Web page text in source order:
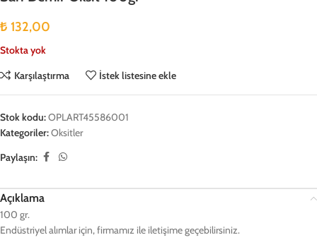
₺ 132,00
Stokta yok
Karşılaştırma
İstek listesine ekle
Stok kodu:OPLART45586001
Kategoriler:Oksitler
Paylaşın:
Açıklama
100 gr.
Endüstriyel alımlar için, firmamız ile iletişime geçebilirsiniz.